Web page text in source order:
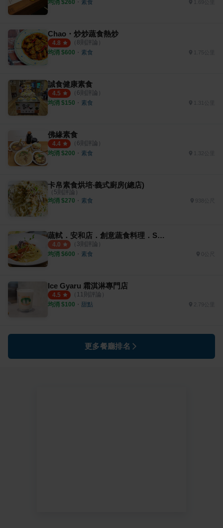
均消 $260 ・ 素食
Chao・炒炒蔬食熱炒
4.8 （ 8則評論）
均消 $600 ・ 素食 1.75公里
誠食健康素食
4.5 （ 6則評論）
均消 $150 ・ 素食
佛緣素食
4.4 （ 6則評論）
均消 $200 ・ 素食
卡帛素食烘培‧義式廚房(總店)
（ 5則評論）
均消 $270 ・ 素食
蔬軾．安和店．創意蔬食料理．So Veg Restaurant
4.0 （ 3則評論）
均消 $600 ・ 素食
Ice Gyaru 霜淇淋專門店
4.5 （ 11 則評論）
均消 $100 ・ 甜點
更多餐廳排名